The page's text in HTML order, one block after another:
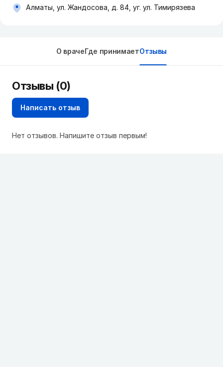
Алматы, ул. Жандосова, д. 84, уг. ул. Тимирязева
О врачеГде принимаетОтзывы
Отзывы (0)
Написать отзыв
Нет отзывов. Напишите отзыв первым!